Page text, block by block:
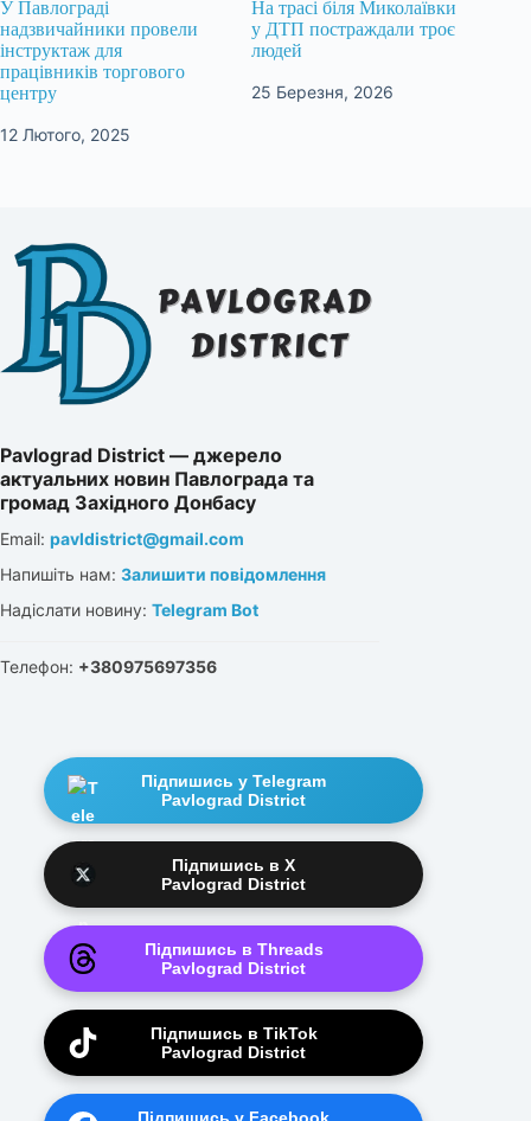
У Павлограді
надзвичайники провели
інструктаж для
працівників торгового
центру
12 Лютого, 2025
На трасі біля Миколаївки
у ДТП постраждали троє
людей
25 Березня, 2026
Pavlograd District — джерело
актуальних новин Павлограда та
громад Західного Донбасу
Email: pavldistrict@gmail.com
Напишіть нам: Залишити повідомлення
Надіслати новину: Telegram Bot
Телефон: +380975697356
Підпишись у Telegram
Pavlograd District
Підпишись в X
Pavlograd District
Підпишись в Threads
Pavlograd District
Підпишись в TikTok
Pavlograd District